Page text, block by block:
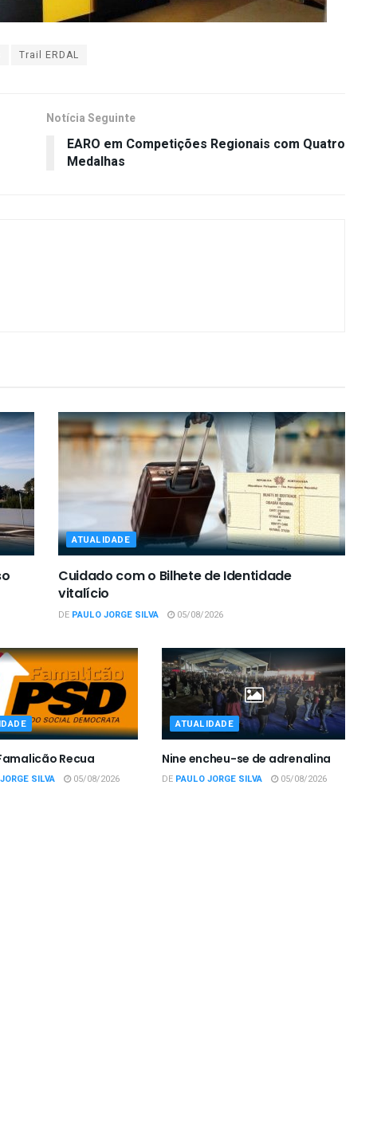
Trail ERDAL
Notícia Seguinte
EARO em Competições Regionais com Quatro
Medalhas
ATUALIDADE
Cuidado com o Bilhete de Identidade
vitalício
DE PAULO JORGE SILVA 05/08/2026
Recua
SILVA 05/08/2026
ATUALIDADE
Nine encheu-se de adrenalina
DE PAULO JORGE SILVA 05/08/2026